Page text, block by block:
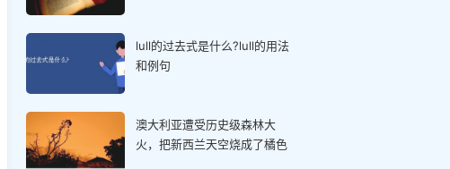
lull的过去式是什么?lull的用法
和例句
澳大利亚遭受历史级森林大
火，把新西兰天空烧成了橘色